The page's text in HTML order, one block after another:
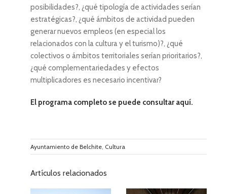
posibilidades?, ¿qué tipología de actividades serían
estratégicas?, ¿qué ámbitos de actividad pueden
generar nuevos empleos (en especial los
relacionados con la cultura y el turismo)?, ¿qué
colectivos o ámbitos territoriales serían prioritarios?,
¿qué complementariedades y efectos
multiplicadores es necesario incentivar?
El programa completo se puede consultar aquí.
Ayuntamiento de Belchite Cultura
Artículos relacionados